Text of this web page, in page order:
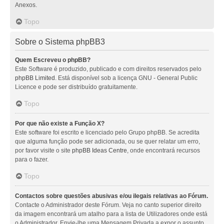
Anexos.
Topo
Sobre o Sistema phpBB3
Quem Escreveu o phpBB?
Este Software é produzido, publicado e com direitos reservados pelo
phpBB Limited. Está disponível sob a licença GNU - General Public
Licence e pode ser distribuído gratuitamente.
Topo
Por que não existe a Função X?
Este software foi escrito e licenciado pelo Grupo phpBB. Se acredita
que alguma função pode ser adicionada, ou se quer relatar um erro,
por favor visite o site phpBB Ideas Centre, onde encontrará recursos
para o fazer.
Topo
Contactos sobre questões abusivas e/ou ilegais relativas ao Fórum.
Contacte o Administrador deste Fórum. Veja no canto superior direito
da imagem encontrará um atalho para a lista de Utilizadores onde está